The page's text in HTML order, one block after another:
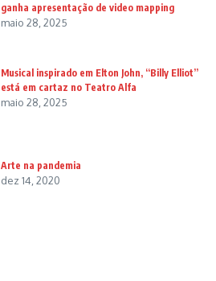
ganha apresentação de video mapping
maio 28, 2025
Musical inspirado em Elton John, “Billy Elliot”
está em cartaz no Teatro Alfa
maio 28, 2025
Arte na pandemia
dez 14, 2020